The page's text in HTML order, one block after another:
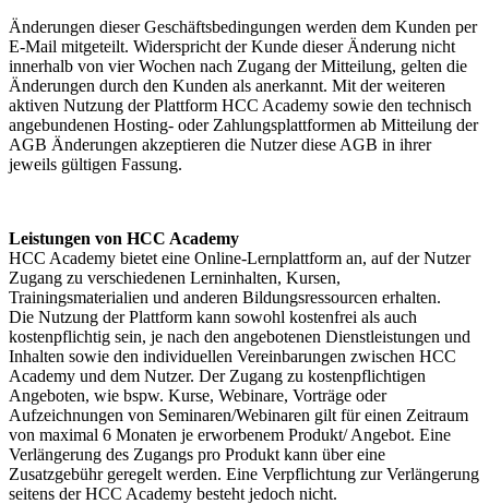
Änderungen dieser Geschäftsbedingungen werden dem Kunden per
E-Mail mitgeteilt. Widerspricht der Kunde dieser Änderung nicht
innerhalb von vier Wochen nach Zugang der Mitteilung, gelten die
Änderungen durch den Kunden als anerkannt. Mit der weiteren
aktiven Nutzung der Plattform HCC Academy sowie den technisch
angebundenen Hosting- oder Zahlungsplattformen ab Mitteilung der
AGB Änderungen akzeptieren die Nutzer diese AGB in ihrer
jeweils gültigen Fassung.
Leistungen von HCC Academy
HCC Academy bietet eine Online-Lernplattform an, auf der Nutzer
Zugang zu verschiedenen Lerninhalten, Kursen,
Trainingsmaterialien und anderen Bildungsressourcen erhalten.
Die Nutzung der Plattform kann sowohl kostenfrei als auch
kostenpflichtig sein, je nach den angebotenen Dienstleistungen und
Inhalten sowie den individuellen Vereinbarungen zwischen HCC
Academy und dem Nutzer. Der Zugang zu kostenpflichtigen
Angeboten, wie bspw. Kurse, Webinare, Vorträge oder
Aufzeichnungen von Seminaren/Webinaren gilt für einen Zeitraum
von maximal 6 Monaten je erworbenem Produkt/ Angebot. Eine
Verlängerung des Zugangs pro Produkt kann über eine
Zusatzgebühr geregelt werden. Eine Verpflichtung zur Verlängerung
seitens der HCC Academy besteht jedoch nicht.